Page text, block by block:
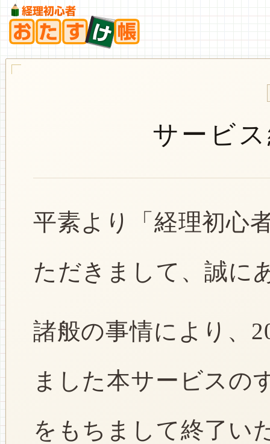
サービ
平素より「経理初心
ただきまして、誠に
諸般の事情により、
ました本サービスの
をもちまして終了い